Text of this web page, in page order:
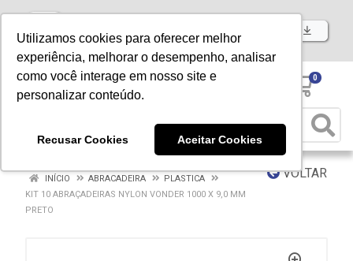
Utilizamos cookies para oferecer melhor
experiência, melhorar o desempenho, analisar
como você interage em nosso site e
personalizar conteúdo.
Recusar Cookies Aceitar Cookies
Baixe já nosso APP
0
VOLTAR
INÍCIO ABRACADEIRA
PLASTICA
KIT 10 ABRAÇADEIRAS NYLON VONDER 1000 X 9,0 MM
PRETO